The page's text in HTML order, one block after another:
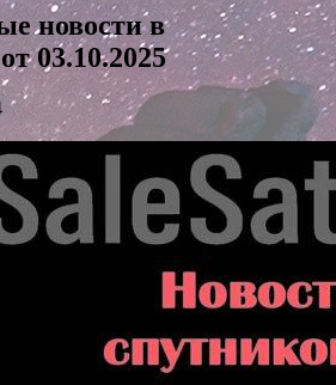
новости в
03.10.2025